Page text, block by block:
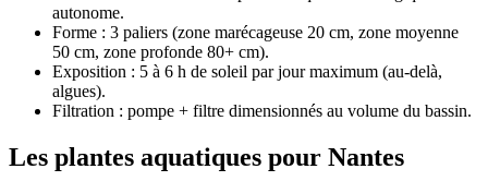
autonome.
Forme : 3 paliers (zone marécageuse 20 cm, zone moyenne
50 cm, zone profonde 80+ cm).
Exposition : 5 à 6 h de soleil par jour maximum (au-delà,
algues).
Filtration : pompe + filtre dimensionnés au volume du bassin.
Les plantes aquatiques pour Nantes